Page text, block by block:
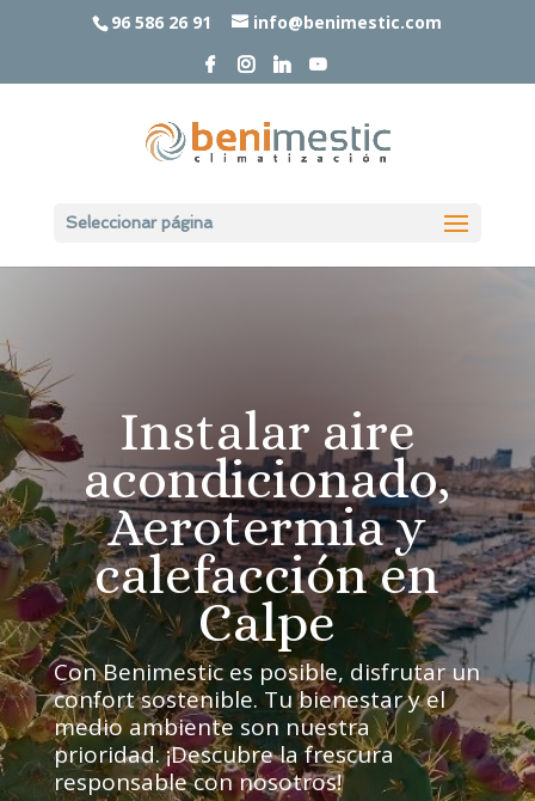
96 586 26 91 info@benimestic.com
Seleccionar página
Instalar aire
acondicionado,
Aerotermia y
calefacción en
Calpe
Con Benimestic es posible, disfrutar un
confort sostenible. Tu bienestar y el
medio ambiente son nuestra
prioridad. ¡Descubre la frescura
responsable con nosotros!